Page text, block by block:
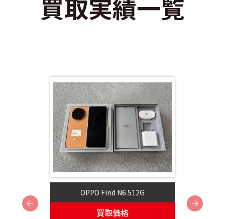
買取実績一覧
OPPO Find N6 512G
買取価格
Next